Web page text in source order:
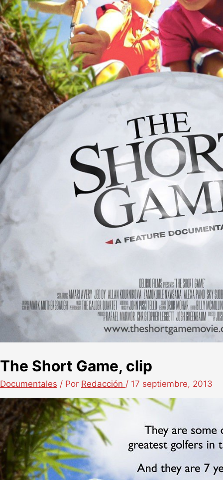
The Short Game, clip
Documentales / Por Redacción / 17 septiembre, 2013